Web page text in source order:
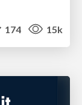
174 15k